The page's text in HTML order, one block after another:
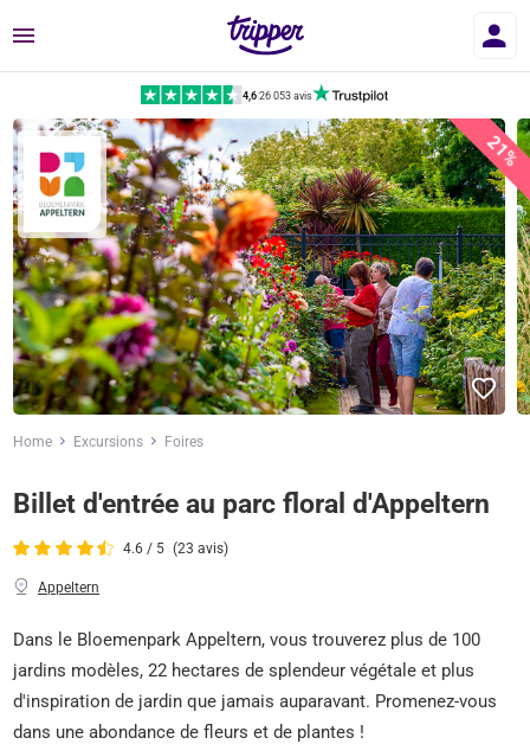
Menu
4,6|26 053 avis
21%
Home Excursions Foires
Billet d'entrée au parc floral d'Appeltern
4.6 / 5 (23 avis)
Appeltern
Dans le Bloemenpark Appeltern, vous trouverez plus de 100
jardins modèles, 22 hectares de splendeur végétale et plus
d'inspiration de jardin que jamais auparavant. Promenez-vous
dans une abondance de fleurs et de plantes !